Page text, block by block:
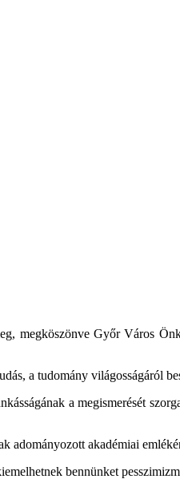
megköszönve Győr Város
a tudomány világosságáról
a megismerését
akadémiai
bennünket